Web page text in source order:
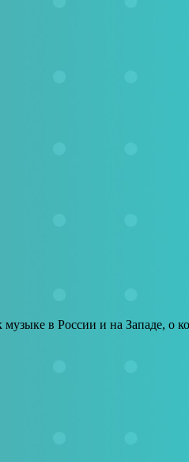
музыке в России и на Западе,